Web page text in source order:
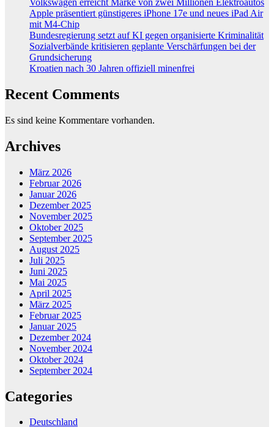
Volkswagen erreicht Marke von zwei Millionen Elektroautos
Apple präsentiert günstigeres iPhone 17e und neues iPad Air
mit M4-Chip
Bundesregierung setzt auf KI gegen organisierte Kriminalität
Sozialverbände kritisieren geplante Verschärfungen bei der
Grundsicherung
Kroatien nach 30 Jahren offiziell minenfrei
Recent Comments
Es sind keine Kommentare vorhanden.
Archives
März 2026
Februar 2026
Januar 2026
Dezember 2025
November 2025
Oktober 2025
September 2025
August 2025
Juli 2025
Juni 2025
Mai 2025
April 2025
März 2025
Februar 2025
Januar 2025
Dezember 2024
November 2024
Oktober 2024
September 2024
Categories
Deutschland